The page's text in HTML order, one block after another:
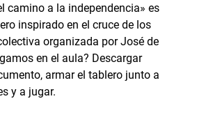
camino a la independencia» es
inspirado en el cruce de los
organizada por José de
en el aula? Descargar
armar el tablero junto a
y a jugar.